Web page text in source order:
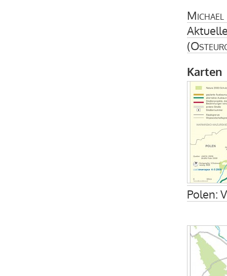
Michael
(
Karten
Polen: